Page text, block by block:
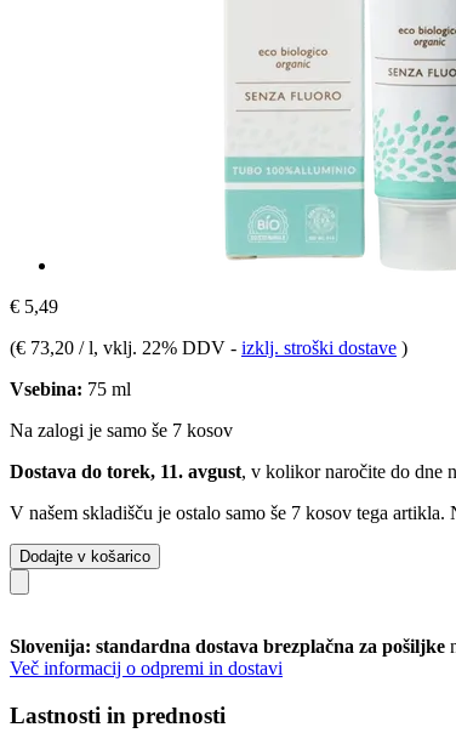
€ 5,49
(€ 73,20 / l, vklj. 22% DDV - izklj. stroški dostave )
Vsebina: 75 ml
Na zalogi je samo še 7 kosov
Dostava do torek, 11. avgust, v kolikor naročite do dne
V našem skladišču je ostalo samo še 7 kosov tega
Dodajte v košarico
Slovenija: standardna dostava brezplačna za pošiljke
Več informacij o odpremi in dostavi
Lastnosti in prednosti